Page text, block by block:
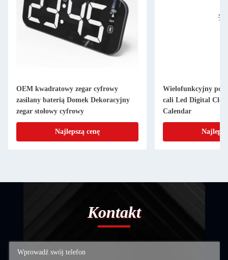
OEM kwadratowy zegar cyfrowy
zasilany baterią Domek Dekoracyjny
zegar stołowy cyfrowy
Najlepszą cenę
Wielofunkcyjny
cali Led Digital
Calendar
Kontakt